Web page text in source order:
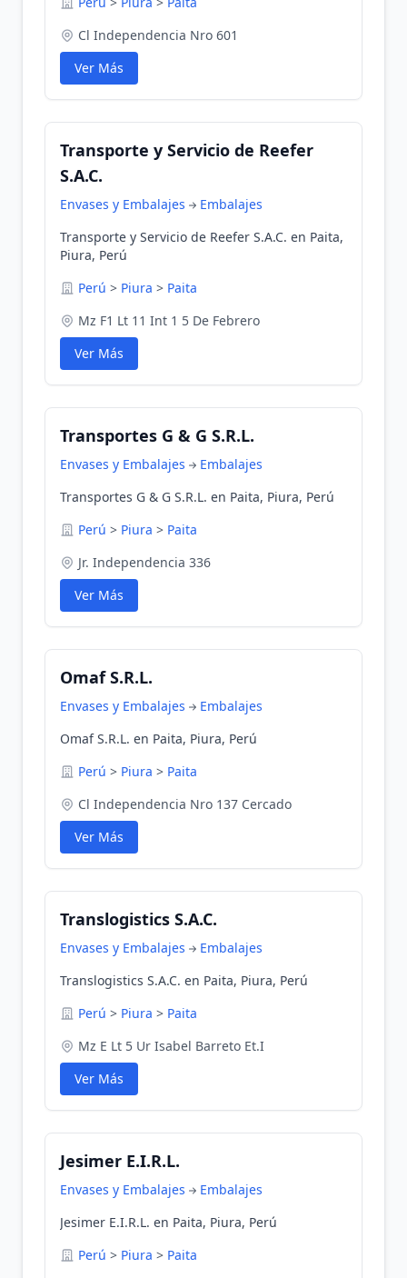
Cl Independencia Nro 601
Ver Más
Transporte y Servicio de Reefer
S.A.C.
Envases y Embalajes
Embalajes
Transporte y Servicio de Reefer S.A.C. en Paita,
Piura, Perú
Perú > Piura > Paita
Mz F1 Lt 11 Int 1 5 De Febrero
Ver Más
Transportes G & G S.R.L.
Envases y Embalajes
Embalajes
Transportes G & G S.R.L. en Paita, Piura, Perú
Perú > Piura > Paita
Jr. Independencia 336
Ver Más
Omaf S.R.L.
Envases y Embalajes
Embalajes
Omaf S.R.L. en Paita, Piura, Perú
Perú > Piura > Paita
Cl Independencia Nro 137 Cercado
Ver Más
Translogistics S.A.C.
Envases y Embalajes
Embalajes
Translogistics S.A.C. en Paita, Piura, Perú
Perú > Piura > Paita
Mz E Lt 5 Ur Isabel Barreto Et.I
Ver Más
Jesimer E.I.R.L.
Envases y Embalajes
Embalajes
Jesimer E.I.R.L. en Paita, Piura, Perú
Perú > Piura > Paita